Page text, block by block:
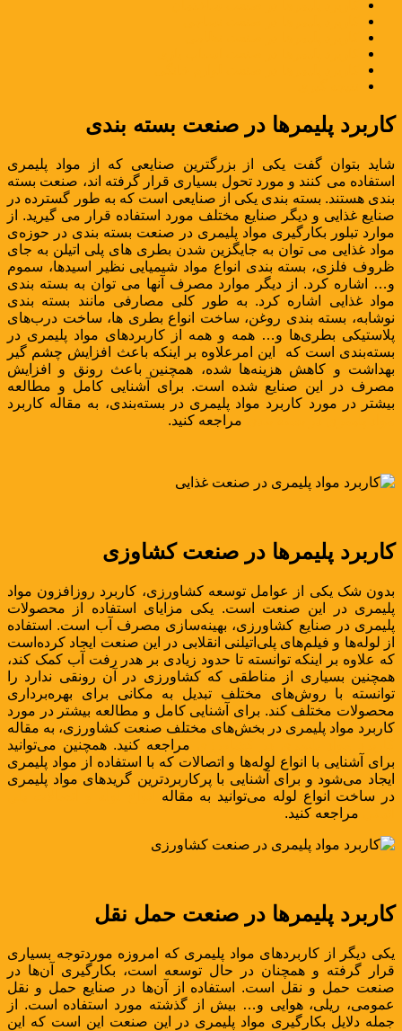
کاربرد پلیمرها در صنعت بسته بندی
شاید بتوان گفت یکی از بزرگترین صنایعی که از مواد پلیمری
استفاده می کنند و مورد تحول بسیاری قرار گرفته اند، صنعت بسته
بندی هستند. بسته بندی یکی از صنایعی است که به طور گسترده در
صنایع غذایی و دیگر صنایع مختلف مورد استفاده قرار می گیرید. از
موارد تبلور بکارگیری مواد پلیمری در صنعت بسته بندی در حوزه‌ی
مواد غذایی می توان به جایگزین شدن بطری های پلی اتیلن به جای
ظروف فلزی، بسته بندی انواع مواد شیمیایی نظیر اسیدها، سموم
و… اشاره کرد. از دیگر موارد مصرف آنها می توان به بسته بندی
مواد غذایی اشاره کرد. به طور کلی مصارفی مانند بسته بندی
نوشابه، بسته بندی روغن، ساخت انواع بطری ها، ساخت درب‌های
پلاستیکی بطری‌ها و… همه و همه از کاربردهای مواد پلیمری در
بسته‌بندی است که این امرعلاوه بر اینکه باعث افزایش چشم گیر
بهداشت و کاهش هزینه‌ها شده، همچنین باعث رونق و افزایش
مصرف در این صنایع شده است. برای آشنایی کامل و مطالعه
بیشتر در مورد کاربرد مواد پلیمری در بسته‌بندی، به مقاله کاربرد
مراجعه کنید.
کاربرد پلیمرها در صنعت کشاوزی
بدون شک یکی از عوامل توسعه کشاورزی، کاربرد روزافزون مواد
پلیمری در این صنعت است. یکی مزایای استفاده از محصولات
پلیمری در صنایع کشاورزی، بهینه‌سازی مصرف آب است. استفاده
از لوله‌ها و فیلم‌های پلی‌اتیلنی انقلابی در این صنعت ایجاد کرده‌است
که علاوه بر اینکه توانسته تا حدود زیادی بر هدر رفت آب کمک کند،
همچنین بسیاری از مناطقی که کشاورزی در آن رونقی ندارد را
توانسته با روش‌های مختلف تبدیل به مکانی برای بهره‌برداری
محصولات مختلف کند. برای آشنایی کامل و مطالعه بیشتر در مورد
کاربرد مواد پلیمری در بخش‌های مختلف صنعت کشاورزی، به مقاله
مراجعه کنید. همچنین می‌توانید
برای آشنایی با انواع لوله‌ها و اتصالات که با استفاده از مواد پلیمری
ایجاد می‌شود و برای آشنایی با پرکاربردترین گریدهای مواد پلیمری
در ساخت انواع لوله می‌توانید به مقاله
مراجعه کنید.
کاربرد پلیمرها در صنعت حمل نقل
یکی دیگر از کاربردهای مواد پلیمری که امروزه موردتوجه بسیاری
قرار گرفته و همچنان در حال توسعه است، بکارگیری آن‌ها در
صنعت حمل و نقل است. استفاده از آن‌ها در صنایع حمل و نقل
عمومی، ریلی، هوایی و… بیش از گذشته مورد استفاده است. از
جمله دلایل بکارگیری مواد پلیمری در این صنعت این است که این